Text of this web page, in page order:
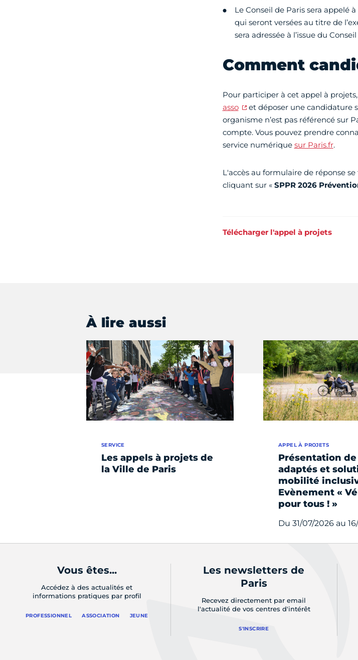
Le Conseil de Paris sera appelé
qui seront versées au titre de
sera adressée à l’issue du
Comment
Pour participer à cet appel à
asso
et déposer une candidature
organisme n’est pas référencé sur
compte. Vous pouvez prendre
service numérique sur Paris.fr.
L'accès au formulaire de réponse
cliquant sur « SPPR 2026
Télécharger l'appel à projets
À lire aussi
Les appels à projets de
la Ville de Paris
SERVICE
Présentation
adaptés et
mobilité
Evènement «
pour tous ! »
APPEL À PROJETS
Du 31/07/2026 au
Vous êtes...
Accédez à des actualités et
informations pratiques par profil
PROFESSIONNEL ASSOCIATION JEUNE
Les newsletters de
Paris
Recevez directement par email
l'actualité de vos centres d'intérêt
S'INSCRIRE